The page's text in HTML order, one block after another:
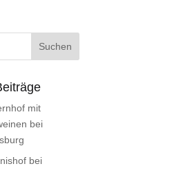
mit
bei
bei